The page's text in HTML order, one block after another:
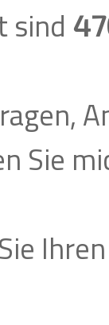
sind
Sie